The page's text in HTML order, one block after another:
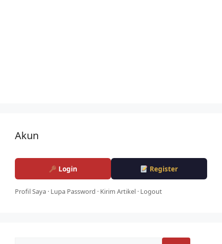
Akun
Login Register
Profil Saya · Lupa Password · Kirim Artikel · Logout